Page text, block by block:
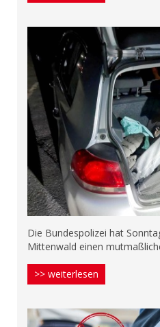
Die Bundespolizei hat
Mittenwald einen
>> weiterlesen